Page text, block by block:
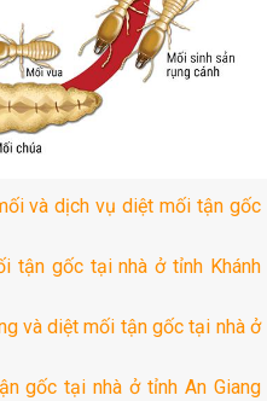
và dịch vụ diệt mối tận gốc
tận gốc tại nhà ở tỉnh Khánh
và diệt mối tận gốc tại nhà ở
gốc tại nhà ở tỉnh An Giang